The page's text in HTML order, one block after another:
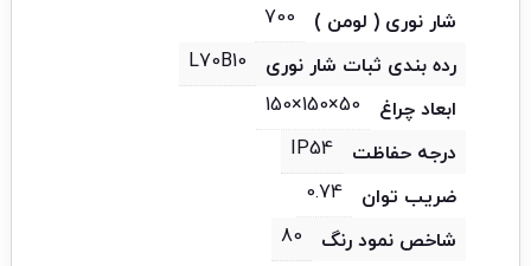
شار نوری ( لومن )
700
رده بندی ثبات شار نوری
L70B10
ابعاد چراغ
50×150×150
درجه حفاظت
IP54
ضریب توان
0.74
شاخص نمود رنگ
80